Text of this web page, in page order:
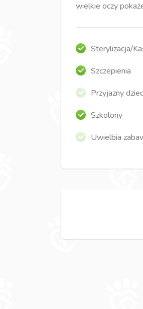
wielkie oczy
Sterylizacja/
Szczepienia
Przyjazny
Szkolony
Uwielbia